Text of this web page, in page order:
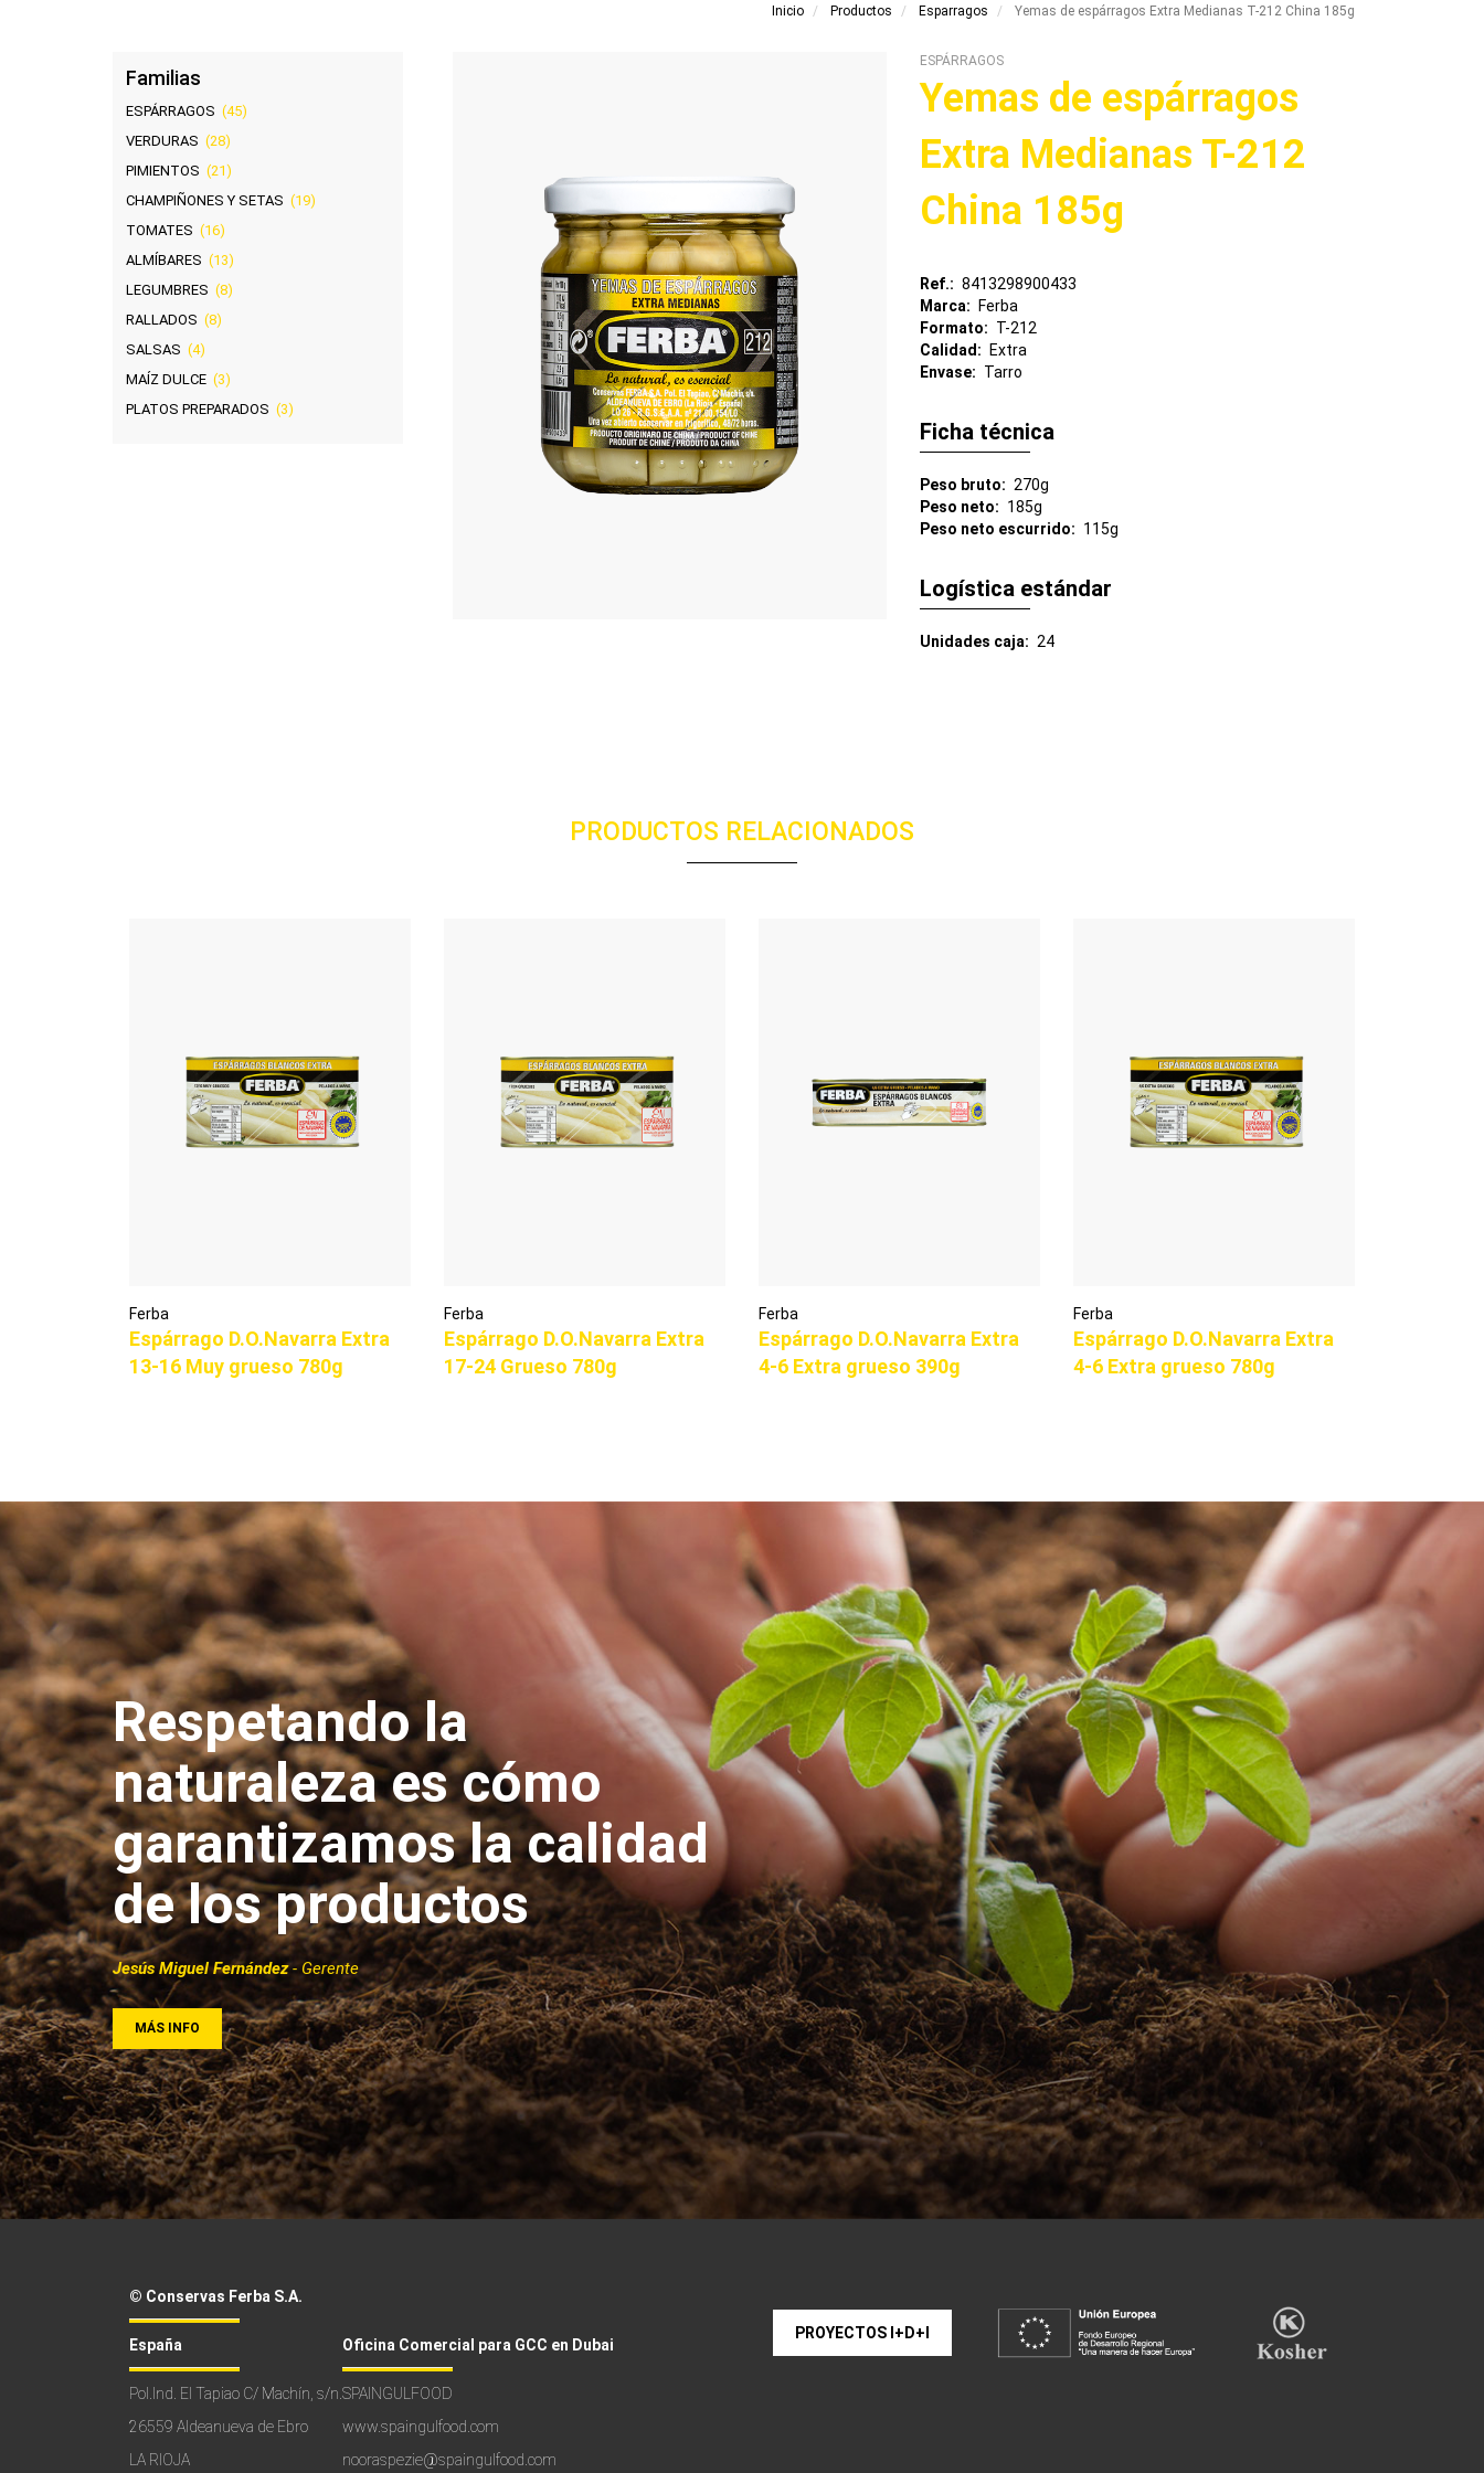
Inicio Productos Esparragos Yemas de espárragos Extra Medianas T-212 China 185g
Familias
ESPÁRRAGOS (45)
VERDURAS (28)
PIMIENTOS (21)
CHAMPIÑONES Y SETAS (19)
TOMATES (16)
ALMÍBARES (13)
LEGUMBRES (8)
RALLADOS (8)
SALSAS (4)
MAÍZ DULCE (3)
PLATOS PREPARADOS (3)
ESPÁRRAGOS
Yemas de espárragos
Extra Medianas T-212
China 185g
Ref.
8413298900433
Marca
Ferba
Formato
T-212
Calidad
Extra
Envase
Tarro
Ficha técnica
Peso bruto
270g
Peso neto
185g
Peso neto escurrido
115g
Logística estándar
Unidades caja 24
PRODUCTOS RELACIONADOS
Ferba
Espárrago D.O.Navarra Extra
13-16 Muy grueso 780g
Ferba
Espárrago D.O.Navarra Extra
17-24 Grueso 780g
Ferba
Espárrago D.O.Navarra Extra
4-6 Extra grueso 390g
Ferba
Espárrago D.O.Navarra Extra
4-6 Extra grueso 780g
Respetando la
naturaleza es cómo
garantizamos la calidad
de los productos
Jesús Miguel Fernández- Gerente
MÁS INFO
© Conservas Ferba S.A.
España
Pol.Ind. El Tapiao C/ Machín, s/n.
26559 Aldeanueva de Ebro
LA RIOJA
Oficina Comercial para GCC en Dubai
SPAINGULFOOD
www.spaingulfood.com
nooraspezie@spaingulfood.com
PROYECTOS I+D+I